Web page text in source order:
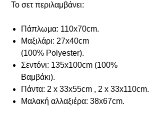
Το σετ περιλαμβάνει:
Πάπλωμα: 110x70cm.
Μαξιλάρι: 27x40cm
(100% Polyester).
Σεντόνι: 135x100cm (100%
Βαμβάκι).
Πάντα: 2 x 33x55cm , 2 x 33x110cm.
Μαλακή αλλαξιέρα: 38x67cm.